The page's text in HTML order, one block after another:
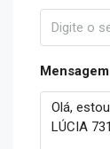
Mensagem